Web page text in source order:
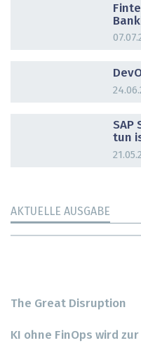
SAP
tun
AKTUELLE AUSGABE
The Great Disruption
KI ohne FinOps wird